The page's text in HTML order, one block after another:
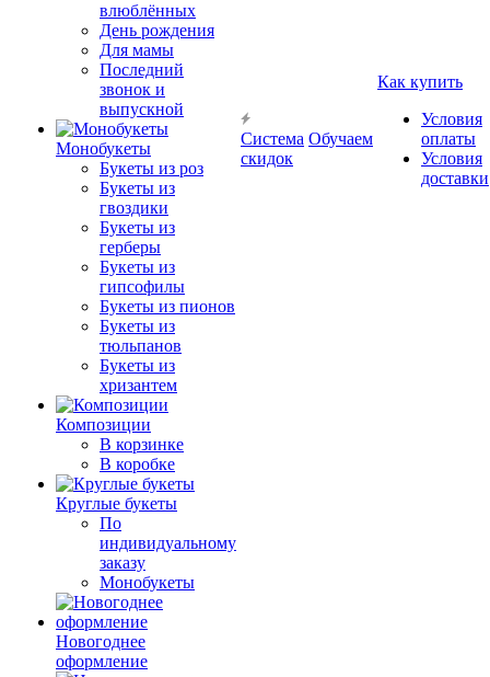
влюблённых
День рождения
Для мамы
Последний
звонок и
выпускной
Монобукеты
Букеты из роз
Букеты из
гвоздики
Букеты из
герберы
Букеты из
гипсофилы
Букеты из пионов
Букеты из
тюльпанов
Букеты из
хризантем
Композиции
В корзинке
В коробке
Круглые букеты
По
индивидуальному
заказу
Монобукеты
Новогоднее
оформление
Система
скидок
Обучаем
Как купить
Условия
оплаты
Условия
доставки